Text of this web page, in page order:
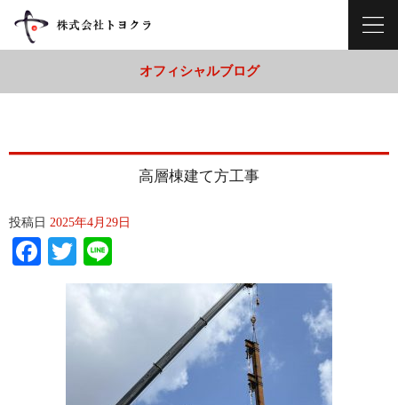
オフィシャルブログ
高層棟建て方工事
投稿日 2025年4月29日
Facebook
Twitter